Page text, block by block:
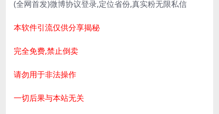
(全网首发)微博协议登录,定位省份,真实粉无限私信
本软件引流仅供分享揭秘
完全免费,禁止倒卖
请勿用于非法操作
一切后果与本站无关